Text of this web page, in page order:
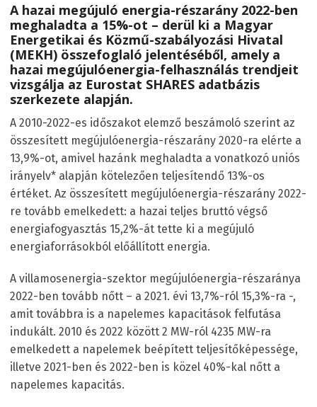
A hazai megújuló energia-részarány 2022-ben
meghaladta a 15%-ot – derül ki a Magyar
Energetikai és Közmű-szabályozási Hivatal
(MEKH) összefoglaló jelentéséből, amely a
hazai megújulóenergia-felhasználás trendjeit
vizsgálja az Eurostat SHARES adatbázis
szerkezete alapján.
A 2010-2022-es időszakot elemző beszámoló szerint az
összesített megújulóenergia-részarány 2020-ra elérte a
13,9%-ot, amivel hazánk meghaladta a vonatkozó uniós
irányelv* alapján kötelezően teljesítendő 13%-os
értéket. Az összesített megújulóenergia-részarány 2022-
re tovább emelkedett: a hazai teljes bruttó végső
energiafogyasztás 15,2%-át tette ki a megújuló
energiaforrásokból előállított energia.
A villamosenergia-szektor megújulóenergia-részaránya
2022-ben tovább nőtt – a 2021. évi 13,7%-ról 15,3%-ra -,
amit továbbra is a napelemes kapacitások felfutása
indukált. 2010 és 2022 között 2 MW-ról 4235 MW-ra
emelkedett a napelemek beépített teljesítőképessége,
illetve 2021-ben és 2022-ben is közel 40%-kal nőtt a
napelemes kapacitás.